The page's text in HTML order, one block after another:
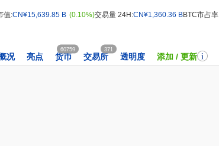
值:CN¥15,639.85 B (0.10%)交易量 24H:CN¥1,360.36 BBTC市占
况 亮点 货币
60759
交易所
371
透明度 添加 / 更新